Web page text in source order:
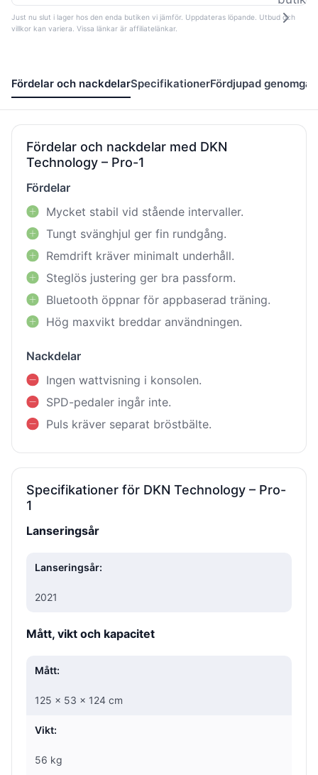
Just nu slut i lager hos den enda butiken vi jämför. Uppdateras löpande. Utbud och
villkor kan variera. Vissa länkar är affiliatelänkar.
Fördelar och nackdelarSpecifikationerFördjupad
Fördelar och nackdelar med DKN
Technology – Pro-1
Fördelar
Mycket stabil vid stående intervaller.
Tungt svänghjul ger fin rundgång.
Remdrift kräver minimalt underhåll.
Steglös justering ger bra passform.
Bluetooth öppnar för appbaserad träning.
Hög maxvikt breddar användningen.
Nackdelar
Ingen wattvisning i konsolen.
SPD-pedaler ingår inte.
Puls kräver separat bröstbälte.
Specifikationer för DKN Technology – Pro-
1
Lanseringsår
Lanseringsår:
2021
Mått, vikt och kapacitet
Mått:
125 × 53 × 124 cm
Vikt:
56 kg